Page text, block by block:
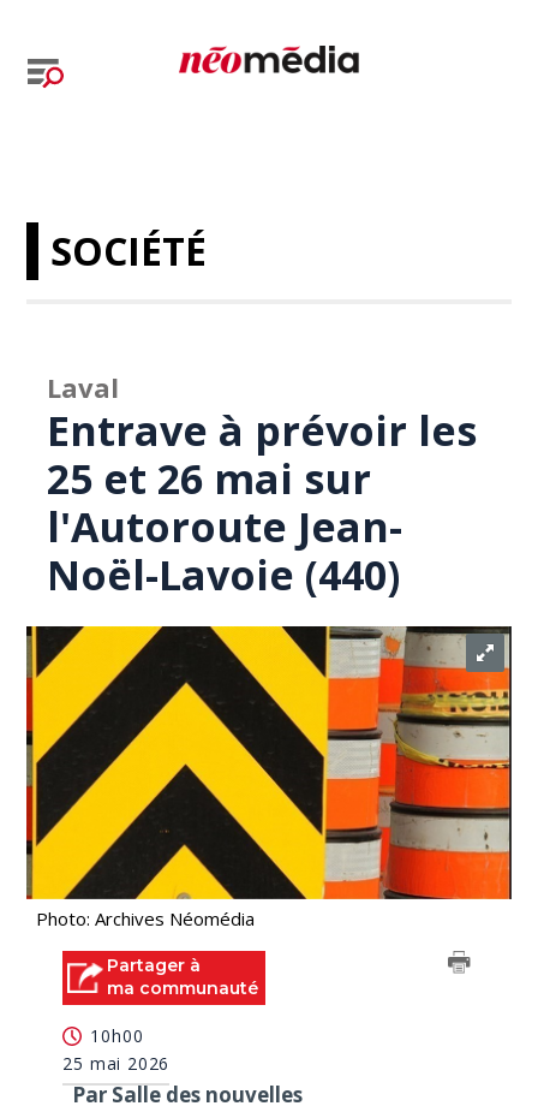
SOCIÉTÉ
Laval
Entrave à prévoir les
25 et 26 mai sur
l'Autoroute Jean-
Noël-Lavoie (440)
Photo: Archives Néomédia
Partager à
ma communauté
10h00
25 mai 2026
Par Salle des nouvelles